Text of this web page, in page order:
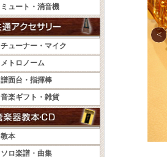
ミュート・消音機
チューナー・マイク
メトロノーム
譜面台・指揮棒
音楽ギフト・雑貨
教本
ソロ楽譜・曲集